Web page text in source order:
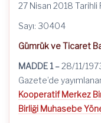
27 Nisan 2018 Tarihli
Sayı: 30404
Gümrük ve Ticaret
MADDE 1 –28/11/
Gazete’de
Kooperatif Merkez
Birliği Muhasebe